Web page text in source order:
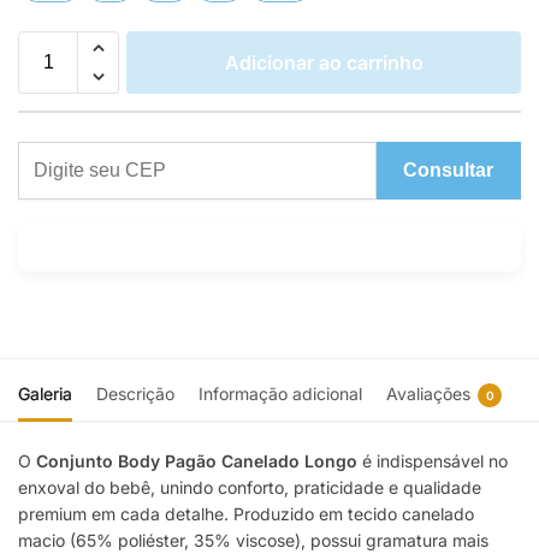
Adicionar ao carrinho
Consultar
Galeria Descrição Informação adicional Avaliações 0
O Conjunto Body Pagão Canelado Longo é indispensável no
enxoval do bebê, unindo conforto, praticidade e qualidade
premium em cada detalhe. Produzido em tecido canelado
macio (65% poliéster, 35% viscose), possui gramatura mais